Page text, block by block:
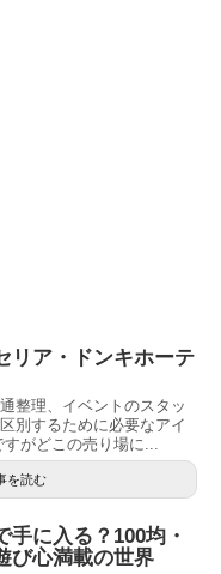
リア・ドンキホーテ
整理、イベントのスタッ
別するために必要なアイ
がどこの売り場に...
を読む
に入る？100均・
び心満載の世界